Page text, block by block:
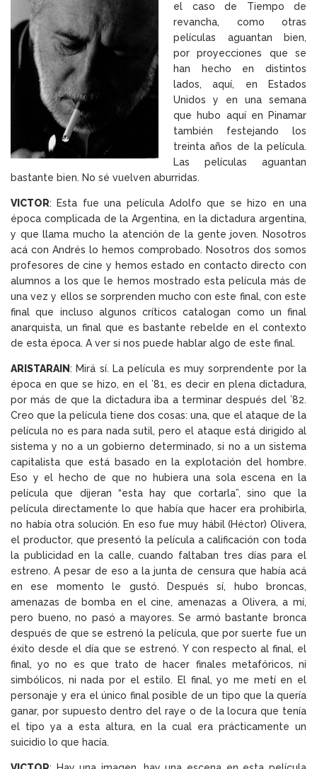
el caso de Tiempo de
revancha, como otras
películas aguantan bien,
por proyecciones que se
han hecho en distintos
lados, aquí, en Estados
Unidos y en una semana
que hubo aquí en Pinamar
también festejando los
treinta años de la película.
Las películas aguantan
bastante bien. No sé vuelven aburridas.
VICTOR: Esta fue una película Adolfo que se hizo en una
época complicada de la Argentina, en la dictadura argentina,
y que llama mucho la atención de la gente joven. Nosotros
acá con Andrés lo hemos comprobado. Nosotros dos somos
profesores de cine y hemos estado en contacto directo con
alumnos a los que le hemos mostrado esta película más de
una vez y ellos se sorprenden mucho con este final, con este
final que incluso algunos críticos catalogan como un final
anarquista, un final que es bastante rebelde en el contexto
de esta época. A ver si nos puede hablar algo de este final.
ARISTARAIN: Mirá sí. La película es muy sorprendente por la
época en que se hizo, en el ’81, es decir en plena dictadura,
por más de que la dictadura iba a terminar después del ’82.
Creo que la película tiene dos cosas: una, que el ataque de la
película no es para nada sutil, pero el ataque está dirigido al
sistema y no a un gobierno determinado, si no a un sistema
capitalista que está basado en la explotación del hombre.
Eso y el hecho de que no hubiera una sola escena en la
película que dijeran “esta hay que cortarla”, sino que la
película directamente lo que había que hacer era prohibirla,
no había otra solución. En eso fue muy hábil (Héctor) Olivera,
el productor, que presentó la película a calificación con toda
la publicidad en la calle, cuando faltaban tres días para el
estreno. A pesar de eso a la junta de censura que había acá
en ese momento le gustó. Después sí, hubo broncas,
amenazas de bomba en el cine, amenazas a Olivera, a mí,
pero bueno, no pasó a mayores. Se armó bastante bronca
después de que se estrenó la película, que por suerte fue un
éxito desde el día que se estrenó. Y con respecto al final, el
final, yo no es que trato de hacer finales metafóricos, ni
simbólicos, ni nada por el estilo. El final, yo me metí en el
personaje y era el único final posible de un tipo que la quería
ganar, por supuesto dentro del raye o de la locura que tenía
el tipo ya a esta altura, en la cual era prácticamente un
suicidio lo que hacía.